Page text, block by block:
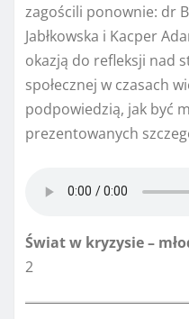
zagościli ponownie: dr
Jabłkowska i Kacper
okazją do refleksji nad
społecznej w czasach
podpowiedzią, jak być
prezentowanych
Świat w kryzysie –
2